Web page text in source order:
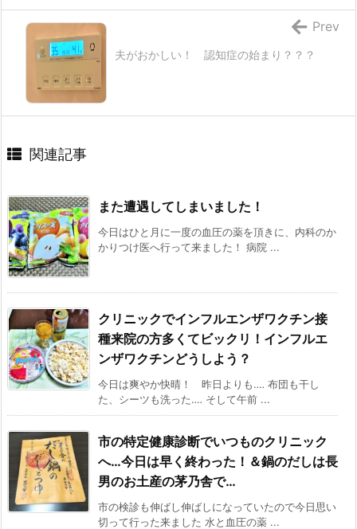
夫がおかしい！ 認知症の始まり？？？
Prev
関連記事
また遭遇してしまいました！
今日はひと月に一度の血圧の薬を頂きに、内科のか
かりつけ医へ行って来ました！ 病院 ...
クリニックでインフルエンザワクチン接
種来院の方多くてビックリ！インフルエ
ンザワクチンどうしよう？
今日は爽やか快晴！ 昨日よりも‥‥ 布団も干し
た、シーツも洗った‥‥ そして午前 ...
市の特定健康診断でいつものクリニック
へ…今日は早く終わった！＆鍋のだしは長
男のお土産の茅乃舎で…
市の検診も伸ばし伸ばしになっていたので今日思い
切って行った来ました 水と血圧の薬 ...